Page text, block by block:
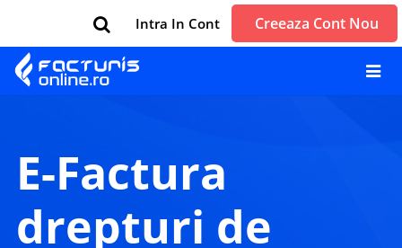
Intra In Cont Creeaza Cont Nou
e-Factura
drepturi de